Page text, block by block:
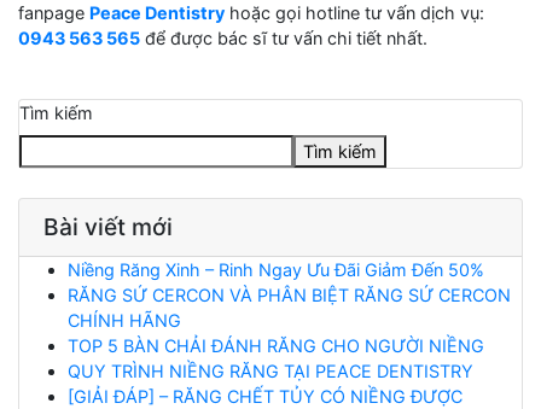
fanpage Peace Dentistry hoặc gọi hotline tư vấn dịch vụ:
0943 563 565 để được bác sĩ tư vấn chi tiết nhất.
Tìm kiếm
Tìm kiếm
Bài viết mới
Niềng Răng Xinh – Rinh Ngay Ưu Đãi Giảm Đến 50%
RĂNG SỨ CERCON VÀ PHÂN BIỆT RĂNG SỨ CERCON
CHÍNH HÃNG
TOP 5 BÀN CHẢI ĐÁNH RĂNG CHO NGƯỜI NIỀNG
QUY TRÌNH NIỀNG RĂNG TẠI PEACE DENTISTRY
[GIẢI ĐÁP] – RĂNG CHẾT TỦY CÓ NIỀNG ĐƯỢC